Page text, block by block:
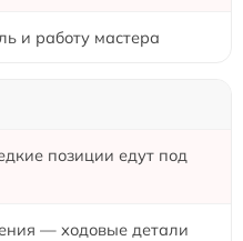
и работу мастера
позиции едут под
— ходовые детали